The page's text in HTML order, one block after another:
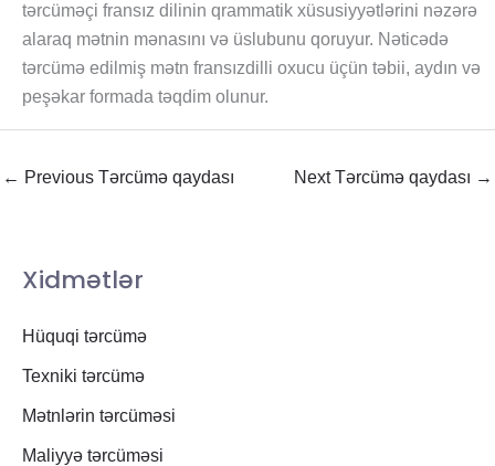
tərcüməçi fransız dilinin qrammatik xüsusiyyətlərini nəzərə
alaraq mətnin mənasını və üslubunu qoruyur. Nəticədə
tərcümə edilmiş mətn fransızdilli oxucu üçün təbii, aydın və
peşəkar formada təqdim olunur.
← Previous Tərcümə qaydası Next Tərcümə qaydası →
Xidmətlər
Hüquqi tərcümə
Texniki tərcümə
Mətnlərin tərcüməsi
Maliyyə tərcüməsi